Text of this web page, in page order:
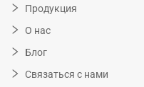
Продукция
О нас
Блог
Связаться с нами